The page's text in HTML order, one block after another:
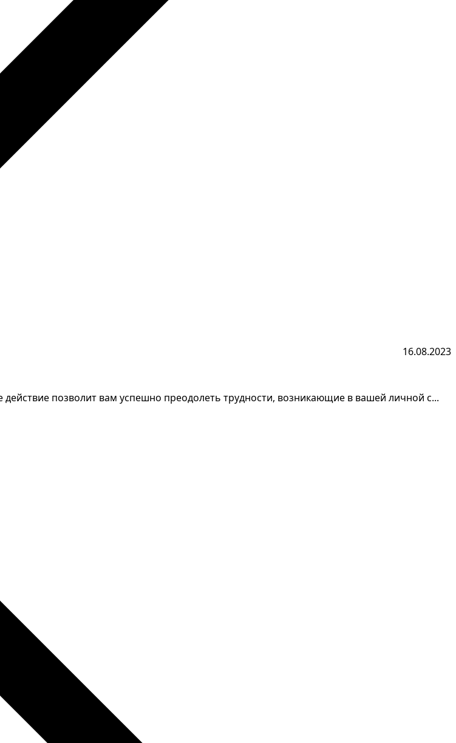
16.08.2023
позволит вам успешно преодолеть трудности, возникающие в вашей личной с...